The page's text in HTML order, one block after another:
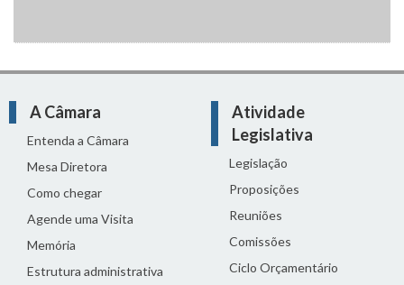
A Câmara
Entenda a Câmara
Mesa Diretora
Como chegar
Agende uma Visita
Memória
Estrutura administrativa
Atividade
Legislativa
Legislação
Proposições
Reuniões
Comissões
Ciclo Orçamentário